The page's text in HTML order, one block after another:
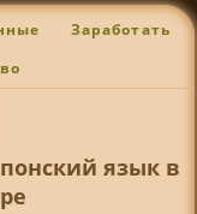
Заработать
язык в